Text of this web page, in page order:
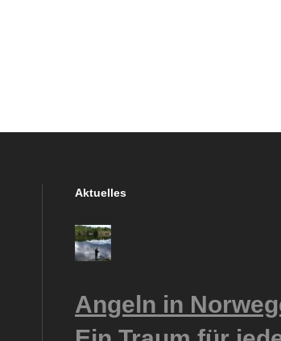
Aktuelles
Angeln in